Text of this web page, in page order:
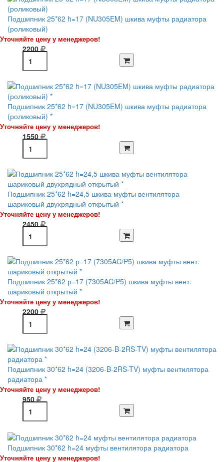
Подшипник 25*62 h=17 (NU305EM) шкива муфты радиатора
(роликовый)
Уточняйте цену у менеджеров!
2200
Подшипник 25*62 h=17 (NU305EM) шкива муфты радиатора
(роликовый) *
Уточняйте цену у менеджеров!
1550
Подшипник 25*62 h=24,5 шкива муфты вентилятора
шариковый двухрядный открытый *
Уточняйте цену у менеджеров!
2450
Подшипник 25*62 р=17 (7305AC/P5) шкива муфты вент.
шариковый открытый *
Уточняйте цену у менеджеров!
2200
Подшипник 30*62 h=24 (3206-B-2RS-TV) муфты вентилятора
радиатора *
Уточняйте цену у менеджеров!
950
Подшипник 30*62 h=24 муфты вентилятора радиатора
Уточняйте цену у менеджеров!